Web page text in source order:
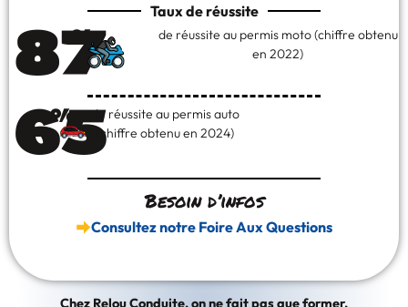
Taux de réussite
87
%
de réussite au permis moto (chiffre obtenu
en 2022)
65
%
de réussite au permis auto
(chiffre obtenu en 2024)
Besoin d’infos
Consultez notre Foire Aux Questions
Chez Relou Conduite, on ne fait pas que former.